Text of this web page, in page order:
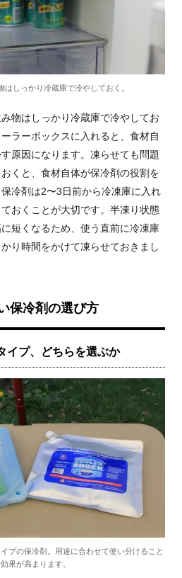
はしっかり冷蔵庫で冷やしておく。
物はしっかり冷蔵庫で冷やしてお
ラーボックスに入れると、食材自
原因になります。凍らせても問題
くと、食材自体が保冷剤の役割を
冷剤は2〜3日前から冷凍庫に入れ
おくことが大切です。半凍り状態
短くなるため、使う直前に冷凍庫
り時間をかけて凍らせておきまし
保冷剤の選び方
イプ、どちらを選ぶか
プの保冷剤。用途に合わせて使い分けること
果が高まります。